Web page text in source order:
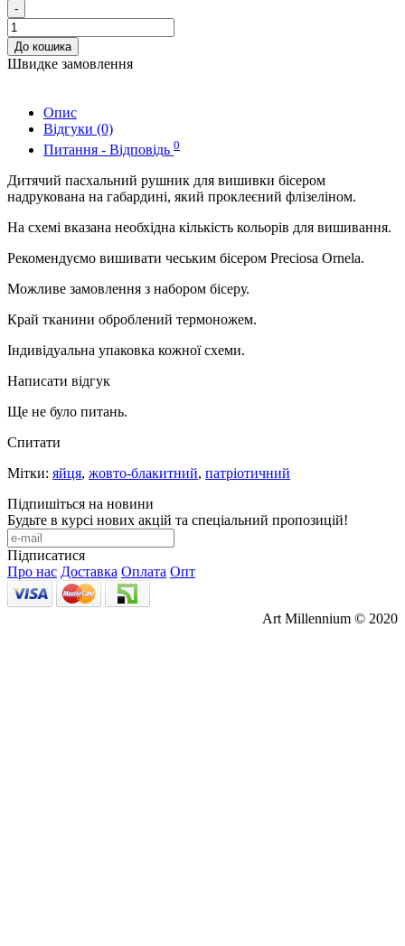
-
До кошика
Швидке замовлення
Опис
Відгуки (0)
Питання - Відповідь 0
Дитячий пасхальний рушник для вишивки бісером
надрукована на габардині, який проклеєний флізеліном.
На схемі вказана необхідна кількість кольорів для вишивання.
Рекомендуємо вишивати чеським бісером Preciosa Ornela.
Можливе замовлення з набором бісеру.
Край тканини оброблений термоножем.
Індивідуальна упаковка кожної схеми.
Написати відгук
Ще не було питань.
Спитати
Мітки: яйця, жовто-блакитний, патріотичний
Підпишіться на новини
Будьте в курсі нових акцій та спеціальний пропозицій!
Підписатися
Про нас Доставка Оплата Опт
Art Millennium © 2020